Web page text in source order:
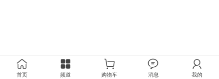
首页 频道 购物车 消息 我的